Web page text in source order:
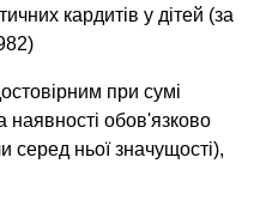
кардитів у дітей (за
при сумі
наявності обов'язково
серед ньої значущості),